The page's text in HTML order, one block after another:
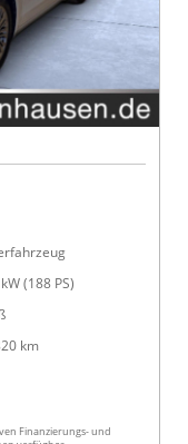
(188 PS)
km
Finanzierungs- und